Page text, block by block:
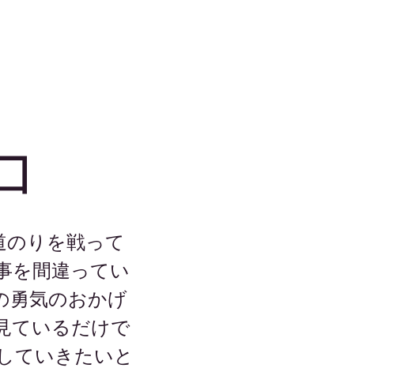
りを戦って
を間違ってい
勇気のおかげ
ているだけで
ていきたいと